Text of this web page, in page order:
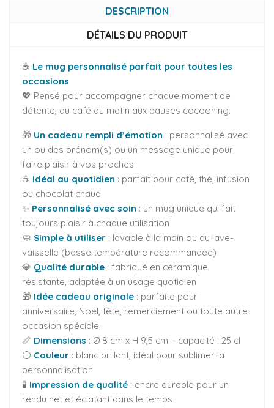
DESCRIPTION
DÉTAILS DU PRODUIT
☕ Le mug personnalisé parfait pour toutes les
occasions
💖 Pensé pour accompagner chaque moment de
détente, du café du matin aux pauses cocooning.
🎁 Un cadeau rempli d’émotion : personnalisé avec
un ou des prénom(s) ou un message unique pour
faire plaisir à vos proches
☕ Idéal au quotidien : parfait pour café, thé, infusion
ou chocolat chaud
✨ Personnalisé avec soin : un mug unique qui fait
toujours plaisir à chaque utilisation
🧼 Simple à utiliser : lavable à la main ou au lave-
vaisselle (basse température recommandée)
💎 Qualité durable : fabriqué en céramique
résistante, adaptée à un usage quotidien
🎁 Idée cadeau originale : parfaite pour
anniversaire, Noël, fête, remerciement ou toute autre
occasion spéciale
📏 Dimensions : Ø 8 cm x H 9,5 cm – capacité : 25 cl
⚪ Couleur : blanc brillant, idéal pour sublimer la
personnalisation
🧪 Impression de qualité : encre durable pour un
rendu net et éclatant dans le temps